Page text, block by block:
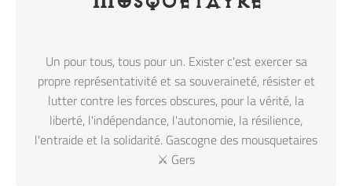
Un pour tous, tous pour un. Exister c'est exercer sa
propre représentativité et sa souveraineté, résister et
lutter contre les forces obscures, pour la vérité, la
liberté, l'indépendance, l'autonomie, la résilience,
l'entraide et la solidarité. Gascogne des mousquetaires
⚔️ Gers